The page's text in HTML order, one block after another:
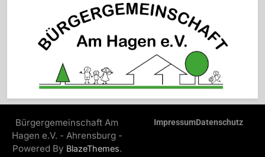
Bürgergemeinschaft Am
Hagen e.V. - Ahrensburg -
Powered By BlazeThemes.
ImpressumDatenschutz